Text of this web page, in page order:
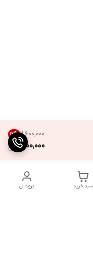
۲٬۶۰۰٬۰۰۰ 19%
2,100,000
پروفایل سبد خرید